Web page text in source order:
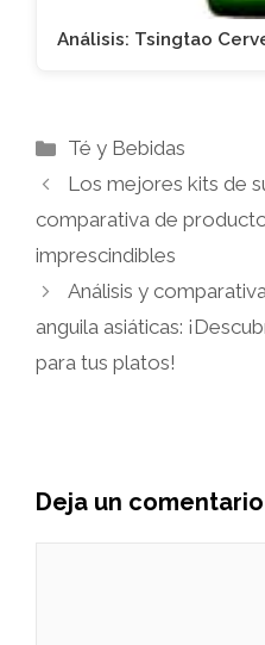
Análisis: Tsingtao
Categorías
Té y Bebidas
Los mejores kits de
comparativa de
imprescindibles
Análisis y
anguila asiáticas:
para tus platos!
Deja un comentario